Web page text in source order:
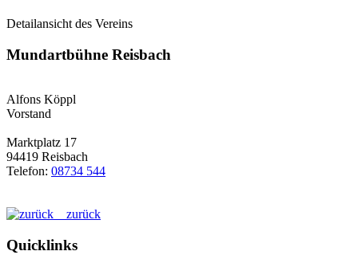
Detailansicht des Vereins
Mundartbühne Reisbach
Alfons Köppl
Vorstand
Marktplatz 17
94419 Reisbach
Telefon: 08734 544
zurück
Quicklinks